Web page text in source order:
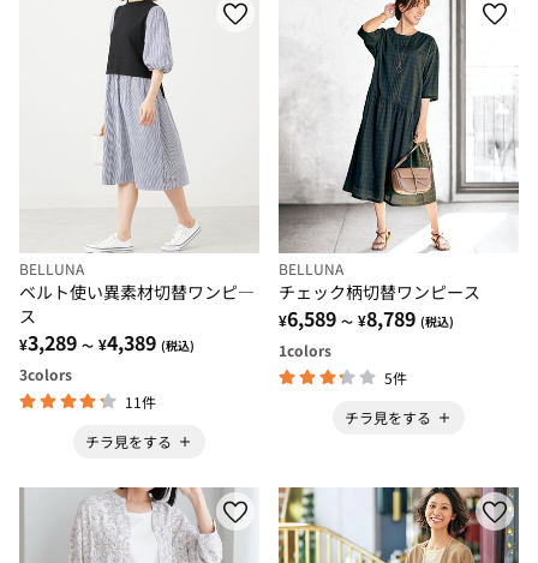
BELLUNA
ベルト使い異素材切替ワンピ―
ス
¥3,289 ～ ¥4,389 (税込)
3colors
11件
チラ見をする
BELLUNA
チェック柄切替ワンピース
¥6,589 ～ ¥8,789 (税込)
1colors
5件
チラ見をする